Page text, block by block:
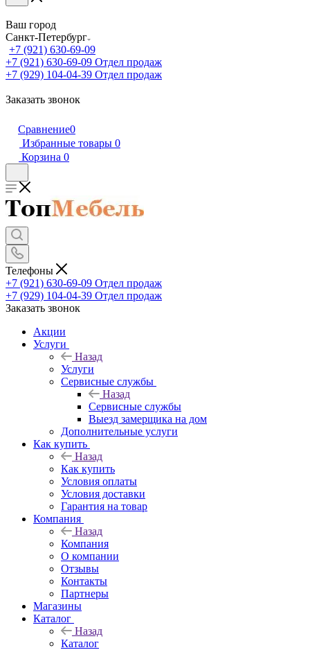
Ваш город
Санкт-Петербург
+7 (921) 630-69-09
+7 (921) 630-69-09 Отдел продаж
+7 (929) 104-04-39 Отдел продаж
Заказать звонок
Сравнение0
Избранные товары 0
Корзина 0
Телефоны
+7 (921) 630-69-09 Отдел продаж
+7 (929) 104-04-39 Отдел продаж
Заказать звонок
Акции
Услуги
Назад
Услуги
Сервисные службы
Назад
Сервисные службы
Выезд замерщика на дом
Дополнительные услуги
Как купить
Назад
Как купить
Условия оплаты
Условия доставки
Гарантия на товар
Компания
Назад
Компания
О компании
Отзывы
Контакты
Партнеры
Магазины
Каталог
Назад
Каталог